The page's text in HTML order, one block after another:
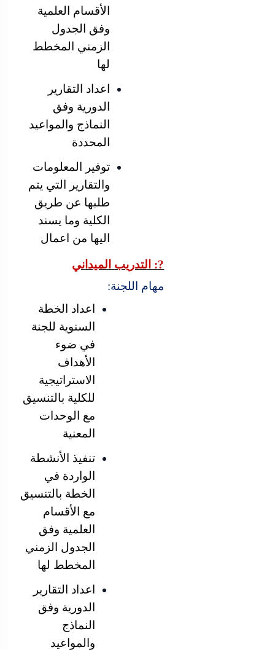
الأقسام العلمية
وفق الجدول
الزمني المخطط
لها
اعداد التقارير
الدورية وفق
النماذج والمواعيد
المحددة
توفير المعلومات
والتقارير التي يتم
طلبها عن طريق
الكلية وما يسند
اليها من اعمال
?: التدريب الميداني
مهام اللجنة:
اعداد الخطة
السنوية للجنة
في ضوء
الأهداف
الاستراتيجية
للكلية بالتنسيق
مع الوحدات
المعنية
تنفيذ الأنشطة
الواردة في
الخطة بالتنسيق
مع الأقسام
العلمية وفق
الجدول الزمني
المخطط لها
اعداد التقارير
الدورية وفق
النماذج
والمواعيد